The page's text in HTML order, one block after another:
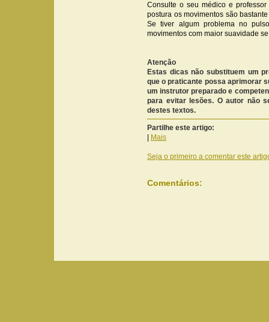
Consulte o seu médico e
postura os movimentos são
Se tiver algum problema no
movimentos com maior suavidade
Atenção
Estas dicas não substituem um
que o praticante possa aprimorar
um instrutor preparado e
para evitar lesões. O autor não
destes textos.
Partilhe este artigo:
Mais
Seja o primeiro a comentar este
Comentários: